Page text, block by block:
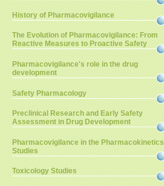
History of Pharmacovigilance
The Evolution of Pharmacovigilance: From
Reactive Measures to Proactive Safety
Pharmacovigilance's role in the drug
development
Safety Pharmacology
Preclinical Research and Early Safety
Assessment in Drug Development
Pharmacovigilance in the Pharmacokinetics
Studies
Toxicology Studies